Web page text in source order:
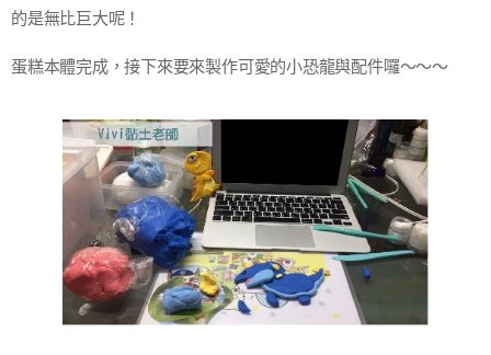
的是無比巨大呢！
蛋糕本體完成，接下來要來製作可愛的小恐龍與配件囉～～～